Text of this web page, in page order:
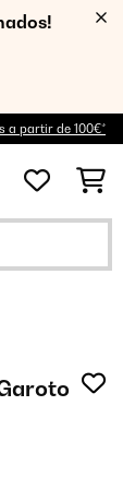
a partir de 100€*